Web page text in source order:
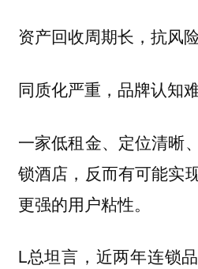
资产回收周期长，抗风
同质化严重，品牌认知难
一家低租金、定位清晰
锁酒店，反而有可能实
更强的用户粘性。
L总坦言，近两年连锁